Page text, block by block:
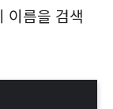
이름을 검색